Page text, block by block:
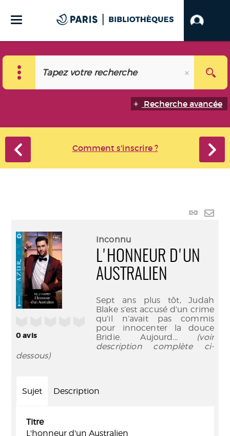
Recherche avancée
Comment s'inscrire ?
Lien
0avis
Inconnu
L'HONNEUR D'UN
AUSTRALIEN
Sept ans plus tôt, Judah
Blake s’est accusé d’un crime
qu’il n’avait pas commis
pour innocenter la douce
Bridie. Aujourd... (voir
description complète ci-
dessous)
Sujet Description
Titre
L'honneur d'un Australien